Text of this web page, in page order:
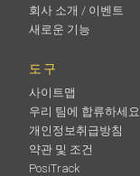
회사 소개 / 이벤트
새로운 기능
도구
사이트맵
우리 팀에 합류하세요
개인정보취급방침
약관 및 조건
PosiTrack